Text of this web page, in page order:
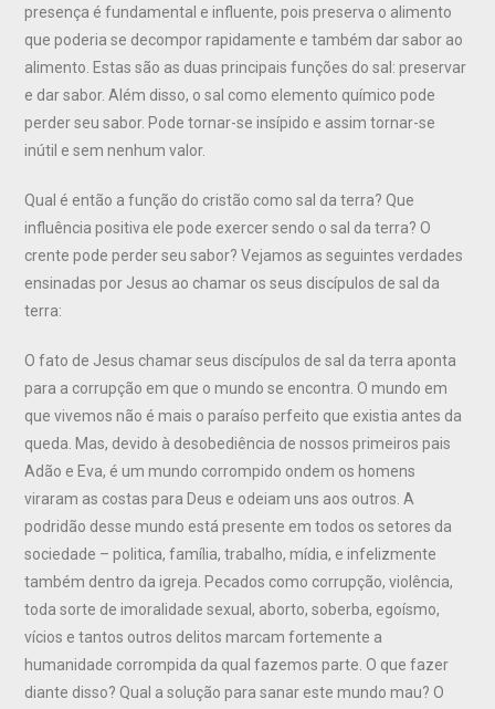
presença é fundamental e influente, pois preserva o alimento
que poderia se decompor rapidamente e também dar sabor ao
alimento. Estas são as duas principais funções do sal: preservar
e dar sabor. Além disso, o sal como elemento químico pode
perder seu sabor. Pode tornar-se insípido e assim tornar-se
inútil e sem nenhum valor.
Qual é então a função do cristão como sal da terra? Que
influência positiva ele pode exercer sendo o sal da terra? O
crente pode perder seu sabor? Vejamos as seguintes verdades
ensinadas por Jesus ao chamar os seus discípulos de sal da
terra:
O fato de Jesus chamar seus discípulos de sal da terra aponta
para a corrupção em que o mundo se encontra. O mundo em
que vivemos não é mais o paraíso perfeito que existia antes da
queda. Mas, devido à desobediência de nossos primeiros pais
Adão e Eva, é um mundo corrompido ondem os homens
viraram as costas para Deus e odeiam uns aos outros. A
podridão desse mundo está presente em todos os setores da
sociedade – politica, família, trabalho, mídia, e infelizmente
também dentro da igreja. Pecados como corrupção, violência,
toda sorte de imoralidade sexual, aborto, soberba, egoísmo,
vícios e tantos outros delitos marcam fortemente a
humanidade corrompida da qual fazemos parte. O que fazer
diante disso? Qual a solução para sanar este mundo mau? O